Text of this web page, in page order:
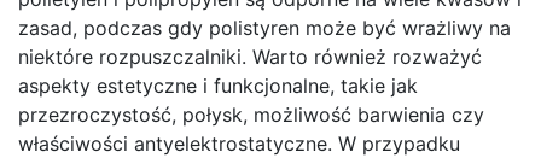
zasad, podczas gdy polistyren może być wrażliwy na
niektóre rozpuszczalniki. Warto również rozważyć
aspekty estetyczne i funkcjonalne, takie jak
przezroczystość, połysk, możliwość barwienia czy
właściwości antyelektrostatyczne. W przypadku